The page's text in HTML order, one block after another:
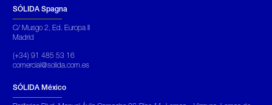
SÓLIDA Spagna
C/ Musgo 2, Ed. Europa II
Madrid
(+34) 91 485 53 16
comercial@solida.com.es
SÓLIDA México